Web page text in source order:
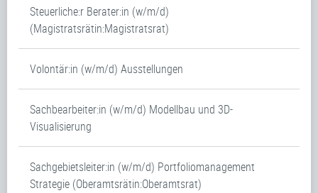
Steuerliche:r Berater:in (w/m/d)
(Magistratsrätin:Magistratsrat)
Volontär:in (w/m/d) Ausstellungen
Sachbearbeiter:in (w/m/d) Modellbau und 3D-
Visualisierung
Sachgebietsleiter:in (w/m/d) Portfoliomanagement
Strategie (Oberamtsrätin:Oberamtsrat)